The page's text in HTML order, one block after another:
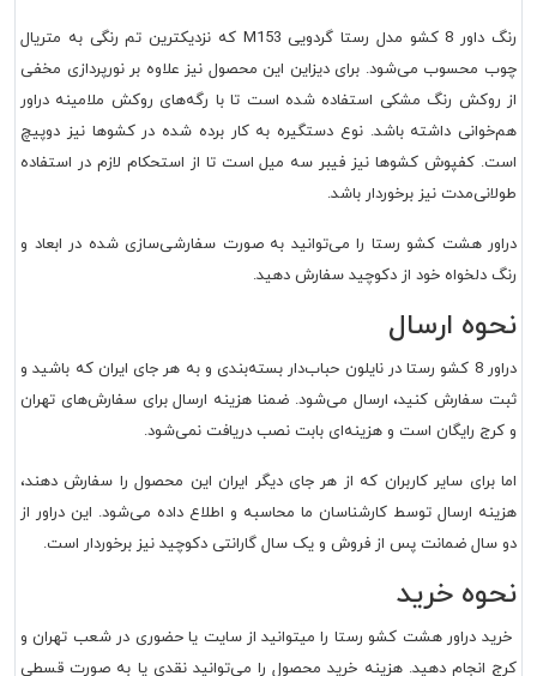
رنگ داور 8 کشو مدل رستا گردویی M153 که نزدیکترین تم رنگی به متریال
چوب محسوب می‌شود. برای دیزاین این محصول نیز علاوه بر نورپردازی مخفی
از روکش رنگ مشکی استفاده شده است تا با رگه‌های روکش ملامینه دراور
هم‌خوانی داشته باشد. نوع دستگیره به کار برده شده در کشوها نیز دوپیچ
است. کفپوش کشوها نیز فیبر سه میل است تا از استحکام لازم در استفاده
طولانی‌مدت نیز برخوردار باشد.
دراور هشت کشو رستا را می‌توانید به صورت سفارشی‌سازی شده در ابعاد و
رنگ دلخواه خود از دکوچید سفارش دهید.
نحوه ارسال
دراور 8 کشو رستا در نایلون حباب‌دار بسته‌بندی و به هر جای ایران که باشید و
ثبت سفارش کنید، ارسال می‌شود. ضمنا هزینه ارسال برای سفارش‌های تهران
و کرج رایگان است و هزینه‌ای بابت نصب دریافت نمی‌شود.
اما برای سایر کاربران که از هر جای دیگر ایران این محصول را سفارش دهند،
هزینه ارسال توسط کارشناسان ما محاسبه و اطلاع داده می‌شود. این دراور از
دو سال ضمانت پس از فروش و یک سال گارانتی دکوچید نیز برخوردار است.
نحوه خرید
خرید دراور هشت کشو رستا را می‎توانید از سایت یا حضوری در شعب تهران و
کرج انجام دهید. هزینه خرید محصول را می‌توانید نقدی یا به صورت قسطی